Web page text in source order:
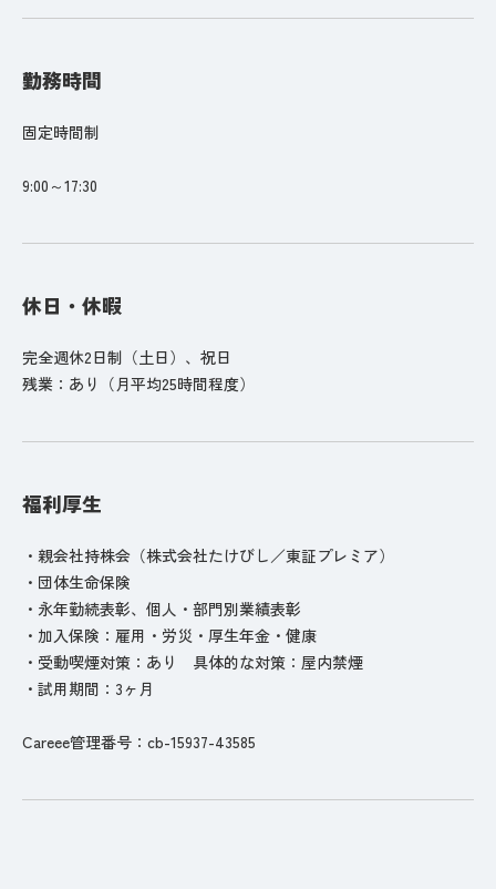
勤務時間
固定時間制
9:00～17:30
休日・休暇
完全週休2日制（土日）、祝日
残業：あり（月平均25時間程度）
福利厚生
・親会社持株会（株式会社たけびし／東証プレミア）
・団体生命保険
・永年勤続表彰、個人・部門別業績表彰
・加入保険：雇用・労災・厚生年金・健康
・受動喫煙対策：あり 具体的な対策：屋内禁煙
・試用期間：3ヶ月
Careee管理番号：cb-15937-43585